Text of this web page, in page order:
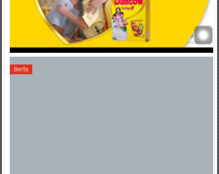
Berita